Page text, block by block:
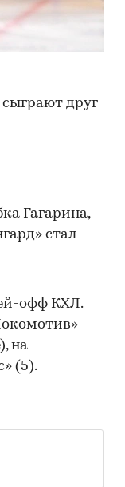
друг
Гагарина,
стал
офф КХЛ.
на
(5).